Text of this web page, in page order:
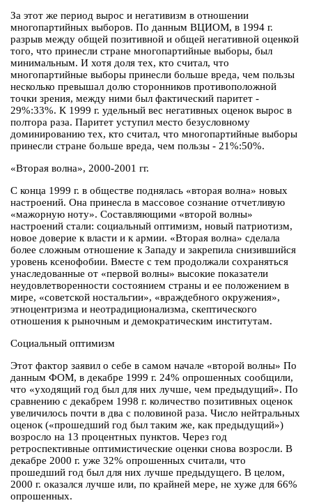
За этот же период вырос и негативизм в отношении
многопартийных выборов. По данным ВЦИОМ, в 1994 г.
разрыв между общей позитивной и общей негативной оценкой
того, что принесли стране многопартийные выборы, был
минимальным. И хотя доля тех, кто считал, что
многопартийные выборы принесли больше вреда, чем пользы
несколько превышал долю сторонников противоположной
точки зрения, между ними был фактический паритет -
29%:33%. К 1999 г. удельный вес негативных оценок вырос в
полтора раза. Паритет уступил место безусловному
доминированию тех, кто считал, что многопартийные выборы
принесли стране больше вреда, чем пользы - 21%:50%.
«Вторая волна», 2000-2001 гг.
С конца 1999 г. в обществе поднялась «вторая волна» новых
настроений. Она принесла в массовое сознание отчетливую
«мажорную ноту». Составляющими «второй волны»
настроений стали: социальный оптимизм, новый патриотизм,
новое доверие к власти и к армии. «Вторая волна» сделала
более сложным отношение к Западу и закрепила снизившийся
уровень ксенофобии. Вместе с тем продолжали сохраняться
унаследованные от «первой волны» высокие показатели
неудовлетворенности состоянием страны и ее положением в
мире, «советской ностальгии», «враждебного окружения»,
этноцентризма и неотрадиционализма, скептического
отношения к рыночным и демократическим институтам.
Социальный оптимизм
Этот фактор заявил о себе в самом начале «второй волны» По
данным ФОМ, в декабре 1999 г. 24% опрошенных сообщили,
что «уходящий год был для них лучше, чем предыдущий». По
сравнению с декабрем 1998 г. количество позитивных оценок
увеличилось почти в два с половиной раза. Число нейтральных
оценок («прошедший год был таким же, как предыдущий»)
возросло на 13 процентных пунктов. Через год
ретроспективные оптимистические оценки снова возросли. В
декабре 2000 г. уже 32% опрошенных считали, что
прошедший год был для них лучше предыдущего. В целом,
2000 г. оказался лучше или, по крайней мере, не хуже для 66%
опрошенных.